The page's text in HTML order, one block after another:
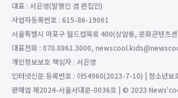
대표 : 서은영(발행인 겸 편집인)
사업자등록번호 : 615-86-19061
서울특별시 마포구 월드컵북로 400(상암동, 문화콘텐츠
대표전화 : 070.8861.3000,
개인정보보호 책임자 : 서은영
인터넷신문 등록번호 : 아54960(2023-7-10) | 청소년보
판매업 제2024-서울서대문-0036호 | © 2023